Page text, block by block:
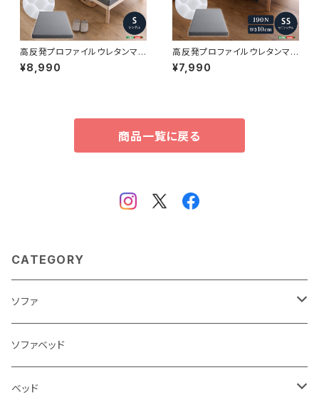
高反発プロファイルウレタンマッ
トレス【Beleza10-ベレーザ・テ
ン-】(シングル) ORM-10S
¥8,990
高反発プロファイルウレタンマッ
トレス【Beleza10-ベレーザ・テ
ン-】(セミシングル) ORM-10
¥7,990
商品一覧に戻る
CATEGORY
ソファ
3人掛け
2.5人掛け
ソファベッド
ベッド